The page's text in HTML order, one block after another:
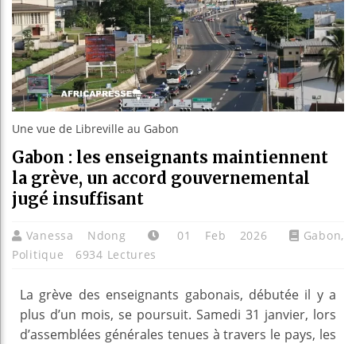
Aliko
Une vue de Libreville au Gabon
Gabon : les enseignants maintiennent
la grève, un accord gouvernemental
jugé insuffisant
Vanessa Ndong 01 Feb 2026 Gabon,
Politique
6934 Lectures
La grève des enseignants gabonais, débutée il y a
plus d’un mois, se poursuit. Samedi 31 janvier, lors
d’assemblées générales tenues à travers le pays, les